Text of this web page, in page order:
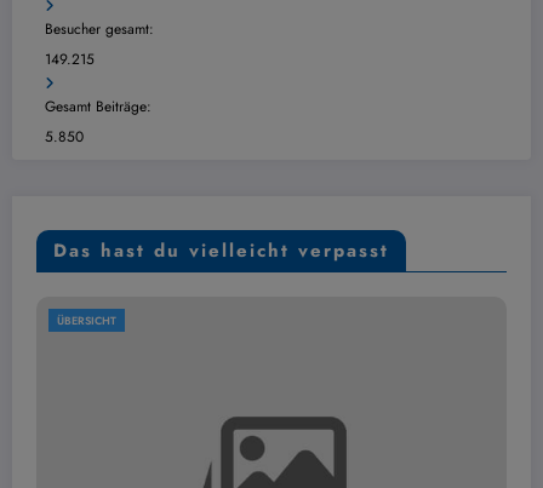
Besucher gesamt:
149.215
Gesamt Beiträge:
5.850
Das hast du vielleicht verpasst